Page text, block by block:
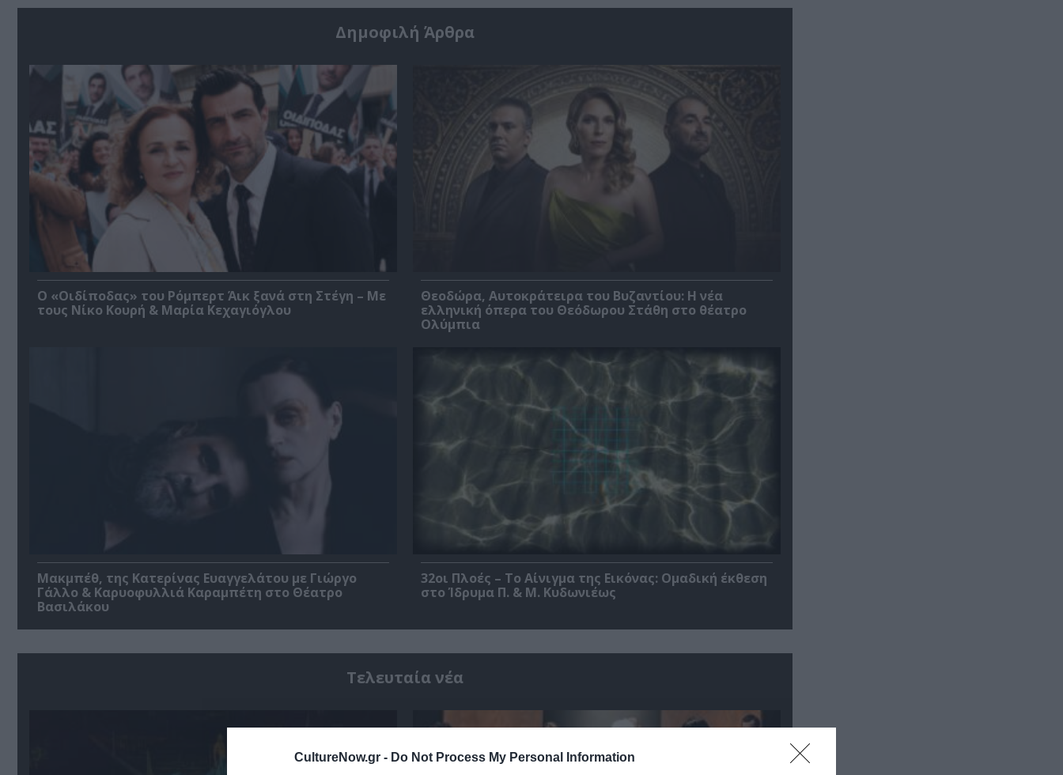
CultureNow.gr - Do Not Process My Personal Information
Δημοφιλή Άρθρα
O «Οιδίποδας» του Ρόμπερτ Άικ ξανά στη Στέγη – Με
τους Νίκο Κουρή & Μαρία Κεχαγιόγλου
Θεοδώρα, Αυτοκράτειρα του Βυζαντίου: Η νέα
ελληνική όπερα του Θεόδωρου Στάθη στο θέατρο
Ολύμπια
Μακμπέθ, της Κατερίνας Ευαγγελάτου με Γιώργο
Γάλλο & Καρυοφυλλιά Καραμπέτη στο Θέατρο
Βασιλάκου
32οι Πλοές – Το Αίνιγμα της Εικόνας: Ομαδική έκθεση
στο Ίδρυμα Π. & Μ. Κυδωνιέως
Τελευταία νέα